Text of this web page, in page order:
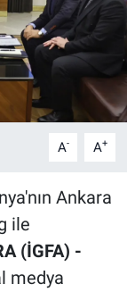
A- A+
Ankara
ile
(İGFA) -
medya